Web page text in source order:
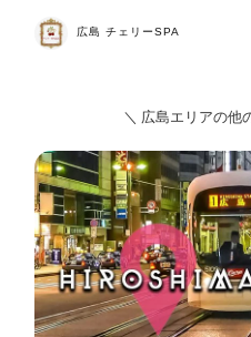
広島 チェリーSPA
＼ 広島エリアの他